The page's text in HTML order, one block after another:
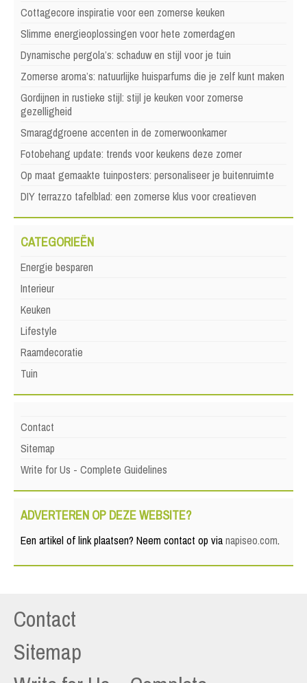
Cottagecore inspiratie voor een zomerse keuken
Slimme energieoplossingen voor hete zomerdagen
Dynamische pergola’s: schaduw en stijl voor je tuin
Zomerse aroma’s: natuurlijke huisparfums die je zelf kunt maken
Gordijnen in rustieke stijl: stijl je keuken voor zomerse
gezelligheid
Smaragdgroene accenten in de zomerwoonkamer
Fotobehang update: trends voor keukens deze zomer
Op maat gemaakte tuinposters: personaliseer je buitenruimte
DIY terrazzo tafelblad: een zomerse klus voor creatieven
CATEGORIEËN
Energie besparen
Interieur
Keuken
Lifestyle
Raamdecoratie
Tuin
Contact
Sitemap
Write for Us - Complete Guidelines
ADVERTEREN OP DEZE WEBSITE?
Een artikel of link plaatsen? Neem contact op vianapiseo.com.
Contact
Sitemap